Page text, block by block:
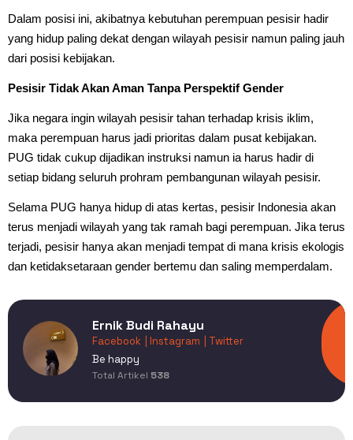
Dalam posisi ini, akibatnya kebutuhan perempuan pesisir hadir
yang hidup paling dekat dengan wilayah pesisir namun paling jauh
dari posisi kebijakan.
Pesisir Tidak Akan Aman Tanpa Perspektif Gender
Jika negara ingin wilayah pesisir tahan terhadap krisis iklim,
maka perempuan harus jadi prioritas dalam pusat kebijakan.
PUG tidak cukup dijadikan instruksi namun ia harus hadir di
setiap bidang seluruh prohram pembangunan wilayah pesisir.
Selama PUG hanya hidup di atas kertas, pesisir Indonesia akan
terus menjadi wilayah yang tak ramah bagi perempuan. Jika terus
terjadi, pesisir hanya akan menjadi tempat di mana krisis ekologis
dan ketidaksetaraan gender bertemu dan saling memperdalam.
Ernik Budi Rahayu
Facebook | Instagram
| Twitter
Be happy
Total Artikel 538